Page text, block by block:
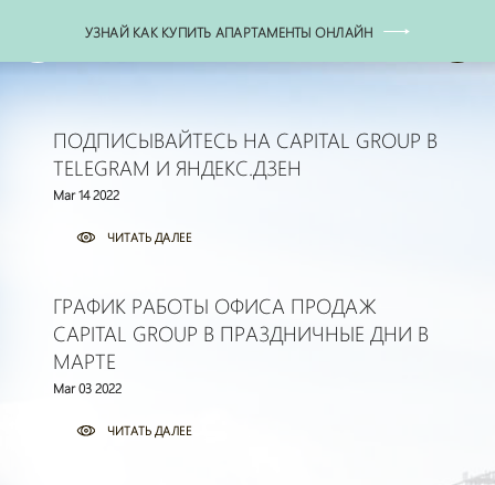
УЗНАЙ КАК КУПИТЬ АПАРТАМЕНТЫ ОНЛАЙН
ПОДПИСЫВАЙТЕСЬ НА CAPITAL GROUP В
TELEGRAM И ЯНДЕКС.ДЗЕН
Mar 14 2022
ЧИТАТЬ ДАЛЕЕ
ГРАФИК РАБОТЫ ОФИСА ПРОДАЖ
CAPITAL GROUP В ПРАЗДНИЧНЫЕ ДНИ В
МАРТЕ
Mar 03 2022
ЧИТАТЬ ДАЛЕЕ
+7 (495) 771-77-77